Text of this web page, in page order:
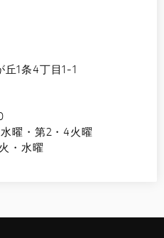
1条4丁目1-1
曜・第2・4火曜
・水曜